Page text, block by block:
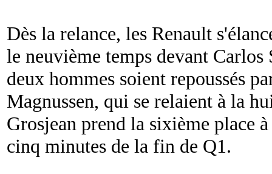
Dès la relance, les Renault
le neuvième temps devant Carlos
deux hommes soient repoussés
Magnussen, qui se relaient à la
Grosjean prend la sixième place
cinq minutes de la fin de Q1.